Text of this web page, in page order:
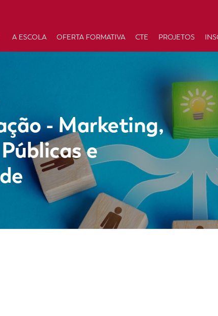
A ESCOLA OFERTA FORMATIVA CTE PROJETOS
- Marketing,
e